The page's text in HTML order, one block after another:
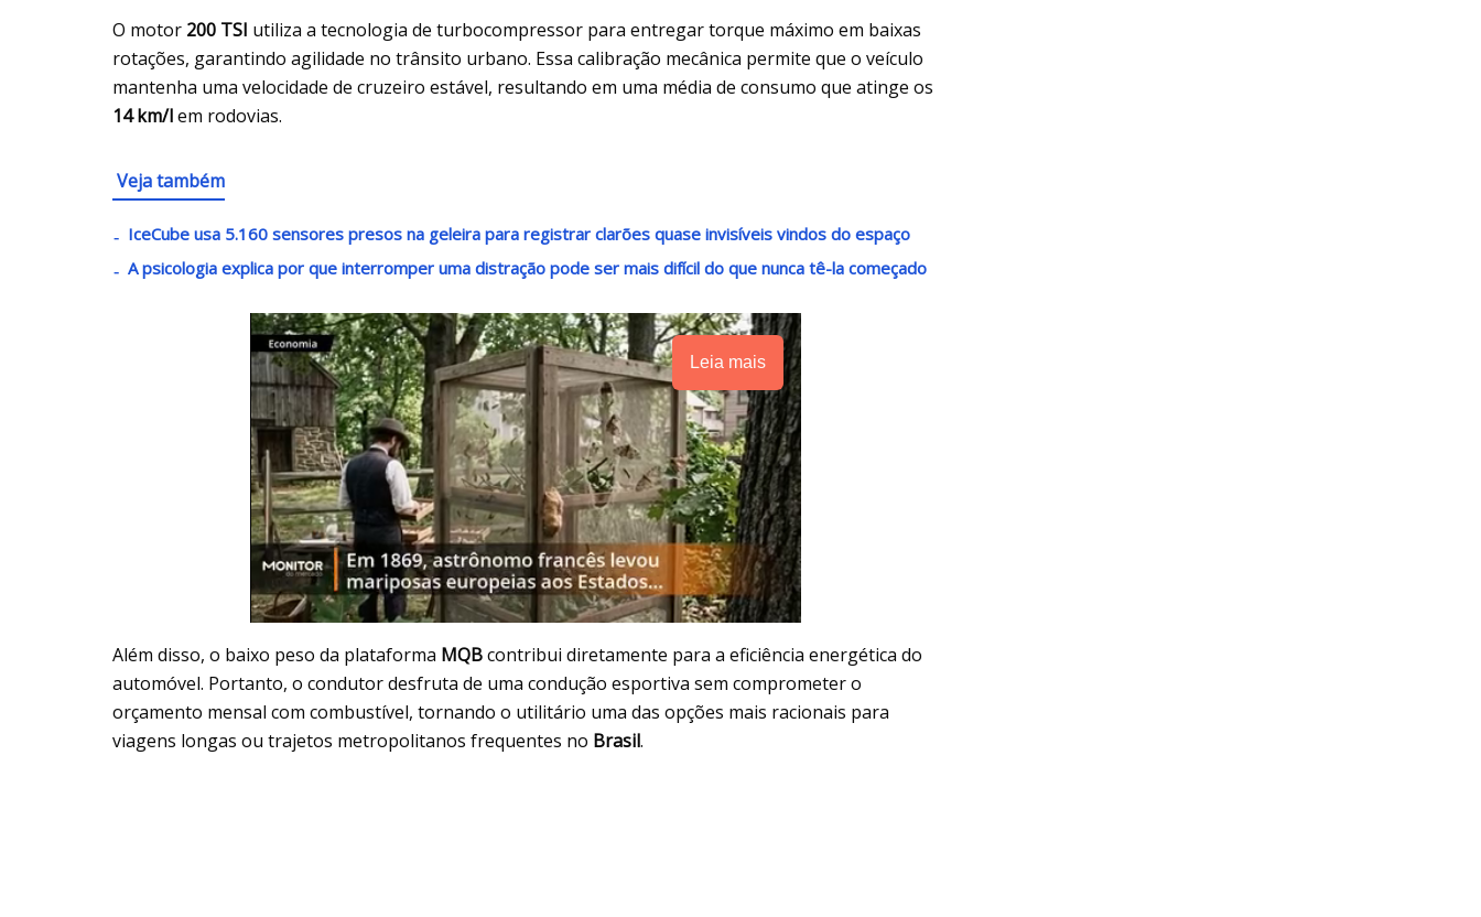
O motor 200 TSI utiliza a tecnologia de turbocompressor para entregar torque máximo em baixas
rotações, garantindo agilidade no trânsito urbano. Essa calibração mecânica permite que o veículo
mantenha uma velocidade de cruzeiro estável, resultando em uma média de consumo que atinge os
14 km/lem rodovias.
Veja também
IceCube usa 5.160 sensores presos na geleira para registrar clarões quase invisíveis vindos do espaço
A psicologia explica por que interromper uma distração pode ser mais difícil do que nunca tê-la começado
Leia mais
Além disso, o baixo peso da plataforma MQBcontribui diretamente para a eficiência energética do
automóvel. Portanto, o condutor desfruta de uma condução esportiva sem comprometer o
orçamento mensal com combustível, tornando o utilitário uma das opções mais racionais para
viagens longas ou trajetos metropolitanos frequentes no Brasil.